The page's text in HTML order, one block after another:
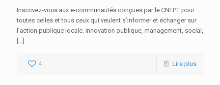
Inscrivez-vous aux e-communautés conçues par le CNFPT pour
toutes celles et tous ceux qui veulent s’informer et échanger sur
l’action publique locale. Innovation publique, management, social,
[…]
4 Lire plus